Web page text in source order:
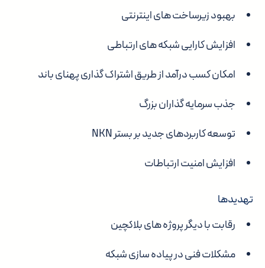
بهبود زیرساخت های اینترنتی
افزایش کارایی شبکه های ارتباطی
امکان کسب درآمد از طریق اشتراک گذاری پهنای باند
جذب سرمایه گذاران بزرگ
توسعه کاربردهای جدید بر بستر NKN
افزایش امنیت ارتباطات
تهدیدها
رقابت با دیگر پروژه های بلاکچین
مشکلات فنی در پیاده سازی شبکه